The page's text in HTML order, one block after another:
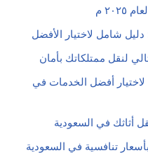
شامل لاختيار الأفضل
لنقل ممتلكاتك بأمان
أفضل الخدمات في
أثاثك في السعودية
تنافسية في السعودية